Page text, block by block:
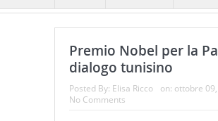
Premio Nobel per la
dialogo tunisino
Posted By: Elisa Ricco on: ottobre
No Comments